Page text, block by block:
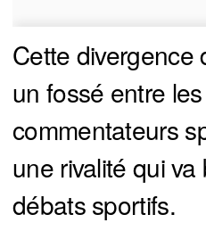
Cette divergence
un fossé entre
commentateurs
une rivalité qui
débats sportifs.